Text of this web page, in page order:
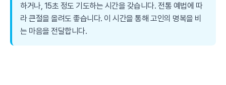
하거나, 15초 정도 기도하는 시간을 갖습니다. 전통 예법에 따
라 큰절을 올려도 좋습니다. 이 시간을 통해 고인의 명복을 비
는 마음을 전달합니다.